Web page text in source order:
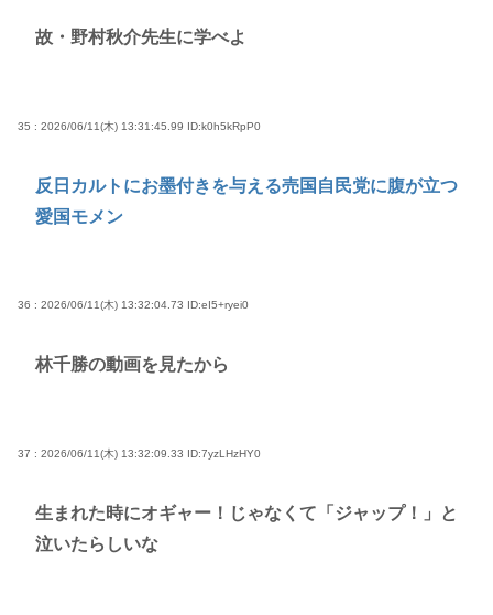
故・野村秋介先生に学べよ
35 : 2026/06/11(木) 13:31:45.99 ID:k0h5kRpP0
反日カルトにお墨付きを与える売国自民党に腹が立つ
愛国モメン
36 : 2026/06/11(木) 13:32:04.73 ID:eI5+ryei0
林千勝の動画を見たから
37 : 2026/06/11(木) 13:32:09.33 ID:7yzLHzHY0
生まれた時にオギャー！じゃなくて「ジャップ！」と
泣いたらしいな